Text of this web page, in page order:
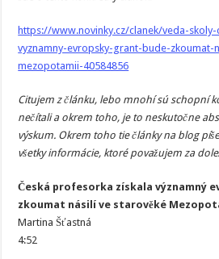
https://www.novinky.cz/clanek/veda-
vyznamny-evropsky-grant-bude-zkoumat-
mezopotamii-40584856
Citujem z článku, lebo mnohí sú schopní
nečítali a okrem toho, je to neskutočne
výskum. Okrem toho tie články na blog
všetky informácie, ktoré považujem za
Česká profesorka získala významný
zkoumat násilí ve starověké
Martina Šťastná
4:52